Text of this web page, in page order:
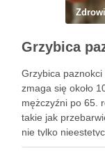
Grzybica
zmaga się około
mężczyźni po 65.
takie jak
nie tylko
konsekwencji